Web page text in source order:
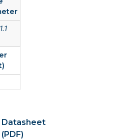
Datasheet
(PDF)